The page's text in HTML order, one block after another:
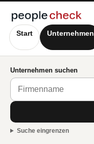
Start Unternehmen
Unternehmen suchen
Suche eingrenzen